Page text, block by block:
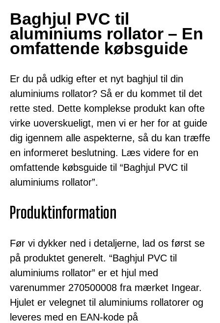
Baghjul PVC til
aluminiums rollator – En
omfattende købsguide
Er du på udkig efter et nyt baghjul til din
aluminiums rollator? Så er du kommet til det
rette sted. Dette komplekse produkt kan ofte
virke uoverskueligt, men vi er her for at guide
dig igennem alle aspekterne, så du kan træffe
en informeret beslutning. Læs videre for en
omfattende købsguide til “Baghjul PVC til
aluminiums rollator”.
Produktinformation
Før vi dykker ned i detaljerne, lad os først se
på produktet generelt. “Baghjul PVC til
aluminiums rollator” er et hjul med
varenummer 270500008 fra mærket Ingear.
Hjulet er velegnet til aluminiums rollatorer og
leveres med en EAN-kode på